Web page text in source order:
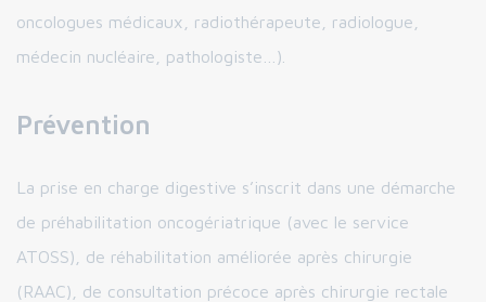
oncologues médicaux, radiothérapeute, radiologue,
médecin nucléaire, pathologiste…).
Prévention
La prise en charge digestive s’inscrit dans une démarche
de préhabilitation oncogériatrique (avec le service
ATOSS), de réhabilitation améliorée après chirurgie
(RAAC), de consultation précoce après chirurgie rectale